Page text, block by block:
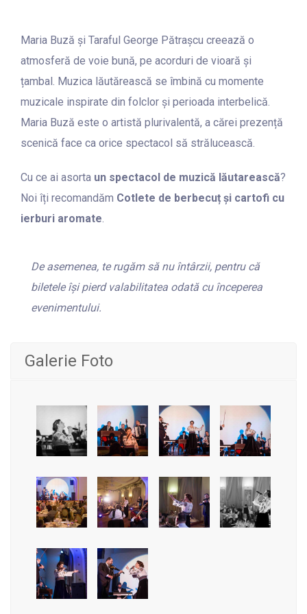
Maria Buză și Taraful George Pătrașcu creează o
atmosferă de voie bună, pe acorduri de vioară și
țambal. Muzica lăutărească se îmbină cu momente
muzicale inspirate din folclor și perioada interbelică.
Maria Buză este o artistă plurivalentă, a cărei prezență
scenică face ca orice spectacol să strălucească.
Cu ce ai asorta un spectacol de muzică lăutarească?
Noi îți recomandăm Cotlete de berbecuț și cartofi cu
ierburi aromate
De asemenea, te rugăm să nu întârzii, pentru că
biletele își pierd valabilitatea odată cu începerea
evenimentului.
Galerie Foto